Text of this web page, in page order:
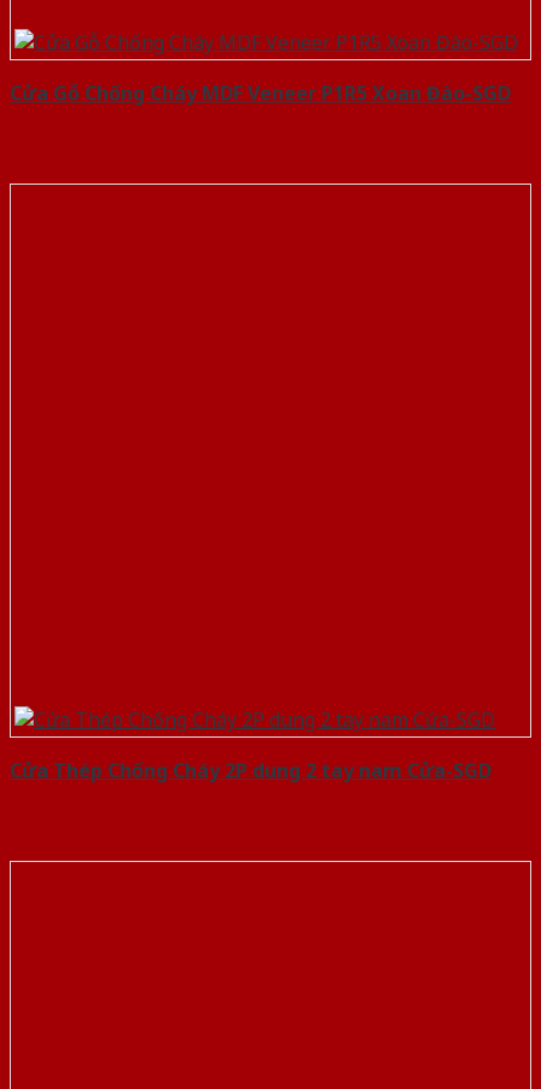
Cửa Gỗ Chống Cháy MDF Veneer P1R5 Xoan Đào-SGD
Cửa Thép Chống Cháy 2P dung 2 tay nam Cửa-SGD